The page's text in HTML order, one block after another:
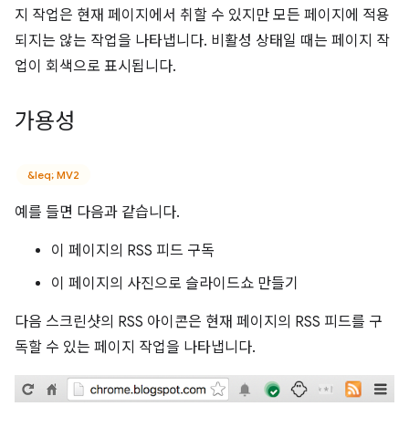
지 작업은 현재 페이지에서 취할 수 있지만 모든 페이지에 적용
되지는 않는 작업을 나타냅니다. 비활성 상태일 때는 페이지 작
업이 회색으로 표시됩니다.
가용성
&leq; MV2
예를 들면 다음과 같습니다.
이 페이지의 RSS 피드 구독
이 페이지의 사진으로 슬라이드쇼 만들기
다음 스크린샷의 RSS 아이콘은 현재 페이지의 RSS 피드를 구
독할 수 있는 페이지 작업을 나타냅니다.